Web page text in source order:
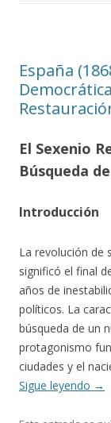
España
El Sexenio
Búsqueda
Introducción
La revolución de
significó el final
años de
políticos. La
búsqueda de un
protagonismo
ciudades y el
Sigue leyendo →